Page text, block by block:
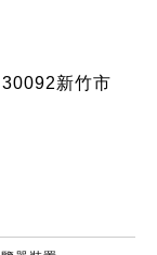
新竹市